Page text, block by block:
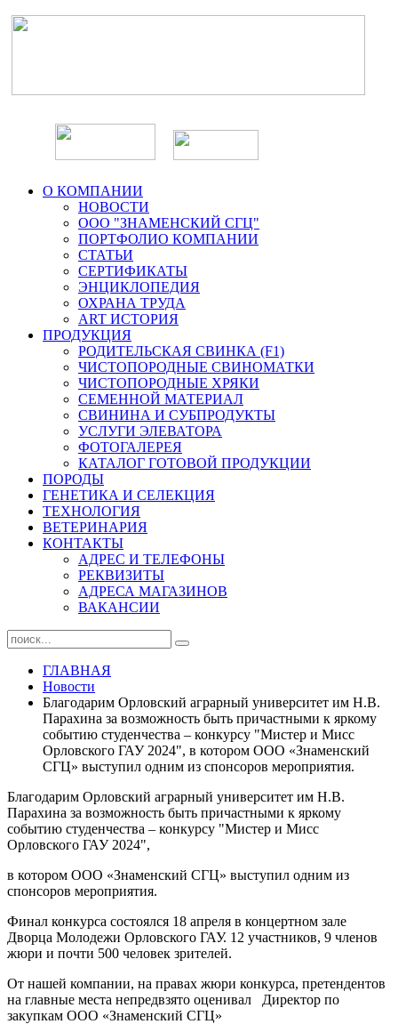
О КОМПАНИИ
НОВОСТИ
ООО "ЗНАМЕНСКИЙ СГЦ"
ПОРТФОЛИО КОМПАНИИ
СТАТЬИ
СЕРТИФИКАТЫ
ЭНЦИКЛОПЕДИЯ
ОХРАНА ТРУДА
ART ИСТОРИЯ
ПРОДУКЦИЯ
РОДИТЕЛЬСКАЯ СВИНКА (F1)
ЧИСТОПОРОДНЫЕ СВИНОМАТКИ
ЧИСТОПОРОДНЫЕ ХРЯКИ
СЕМЕННОЙ МАТЕРИАЛ
СВИНИНА И СУБПРОДУКТЫ
УСЛУГИ ЭЛЕВАТОРА
ФОТОГАЛЕРЕЯ
КАТАЛОГ ГОТОВОЙ ПРОДУКЦИИ
ПОРОДЫ
ГЕНЕТИКА И СЕЛЕКЦИЯ
ТЕХНОЛОГИЯ
ВЕТЕРИНАРИЯ
КОНТАКТЫ
АДРЕС И ТЕЛЕФОНЫ
РЕКВИЗИТЫ
АДРЕСА МАГАЗИНОВ
ВАКАНСИИ
ГЛАВНАЯ
Новости
Благодарим Орловский аграрный университет им Н.В.
Парахина за возможность быть причастными к яркому
событию студенчества – конкурсу "Мистер и Мисс
Орловского ГАУ 2024", в котором ООО «Знаменский
СГЦ» выступил одним из спонсоров мероприятия.
Благодарим Орловский аграрный университет им Н.В.
Парахина за возможность быть причастными к яркому
событию студенчества – конкурсу "Мистер и Мисс
Орловского ГАУ 2024",
в котором ООО «Знаменский СГЦ» выступил одним из
спонсоров мероприятия.
Финал конкурса состоялся 18 апреля в концертном зале
Дворца Молодежи Орловского ГАУ. 12 участников, 9 членов
жюри и почти 500 человек зрителей.
От нашей компании, на правах жюри конкурса, претендентов
на главные места непредвзято оценивал Директор по
закупкам ООО «Знаменский СГЦ»